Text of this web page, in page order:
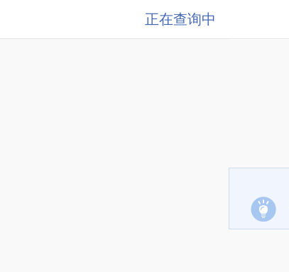
正在查询中